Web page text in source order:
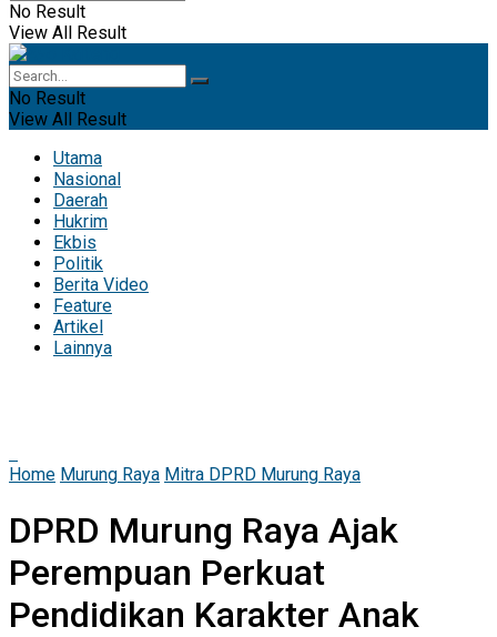
No Result
View All Result
No Result
View All Result
Utama
Nasional
Daerah
Hukrim
Ekbis
Politik
Berita Video
Feature
Artikel
Lainnya
Home Murung Raya Mitra DPRD Murung Raya
DPRD Murung Raya Ajak
Perempuan Perkuat
Pendidikan Karakter Anak